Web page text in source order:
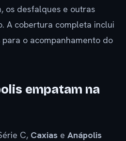
os desfalques e outras
A cobertura completa inclui
o acompanhamento do
empatam na
C, Caxias e Anápolis